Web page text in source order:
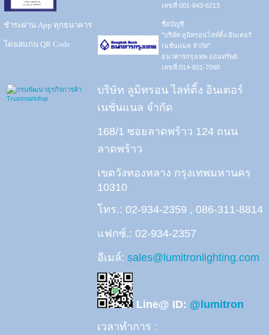
ชำระผ่าน App ทุกธนาคาร
โดยสแกน QR Code
เลขที่ 001-843-6213
ชื่อบัญชี
"บริษัท ลูมิทรอนไลท์ติ้ง อินเตอร์
เนชั่นแนล จำกัด"
ธนาคารกรุงเทพ ออมทรัพย์
เลขที่ 014-801-7098
บริษัท ลูมิทรอน ไลท์ติ้ง อินเตอร์
เนชั่นแนล จำกัด
168/1 ซอยลาดพร้าว 124 ถนน
ลาดพร้าว
เขตวังทองหลาง กรุงเทพมหานคร
10310
โทร.: 02-934-2359 , 086-311-8814
แฟกซ์.: 02-934-2357
อีเมล์: sales@lumitronlighting.com
Line@ ID: @lumitron
เวลาทำการ :